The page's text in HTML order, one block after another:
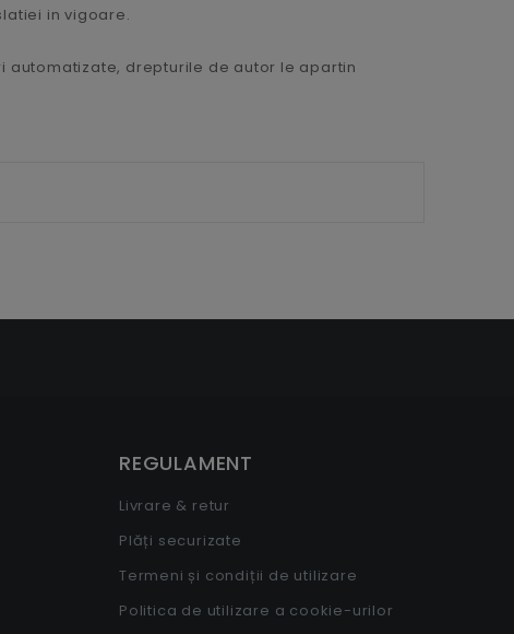
in vigoare.
drepturile de autor le apartin
REGULAMENT
Livrare & retur
Plăți securizate
Termeni și condiții de utilizare
Politica de utilizare a cookie-urilor